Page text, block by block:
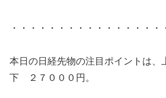
・・・・・・・・・・・・・・・・
本日の日経先物の注目ポイントは
下 ２７０００円。